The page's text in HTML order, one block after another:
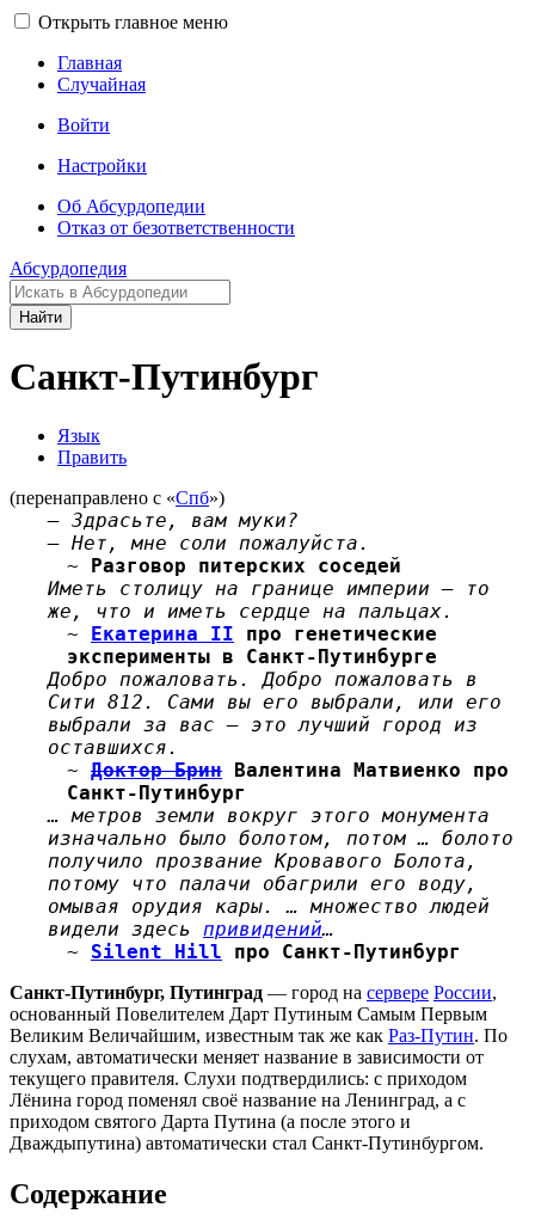
Открыть главное меню
Главная
Случайная
Войти
Настройки
Об Абсурдопедии
Отказ от безответственности
Абсурдопедия
Найти
Санкт-Путинбург
Язык
Править
(перенаправлено с «Спб»)
— Здрасьте, вам муки?
— Нет, мне соли пожалуйста.
~ Разговор питерских соседей
Иметь столицу на границе империи — то
же, что и иметь сердце на пальцах.
~ Екатерина II про генетические
эксперименты в Санкт-Путинбурге
Добро пожаловать. Добро пожаловать в
Сити 812. Сами вы его выбрали, или его
выбрали за вас — это лучший город из
оставшихся.
~ Доктор Брин Валентина Матвиенко про
Санкт-Путинбург
… метров земли вокруг этого монумента
изначально было болотом, потом … болото
получило прозвание Кровавого Болота,
потому что палачи обагрили его воду,
омывая орудия кары. … множество людей
видели здесь привидений…
~ Silent Hill про Санкт-Путинбург
Санкт-Путинбург, Путинград — город на сервере России,
основанный Повелителем Дарт Путиным Самым Первым
Великим Величайшим, известным так же как Раз-Путин. По
слухам, автоматически меняет название в зависимости от
текущего правителя. Слухи подтвердились: с приходом
Лёнина город поменял своё название на Ленинград, а с
приходом святого Дарта Путина (а после этого и
Дваждыпутина) автоматически стал Санкт-Путинбургом.
Содержание